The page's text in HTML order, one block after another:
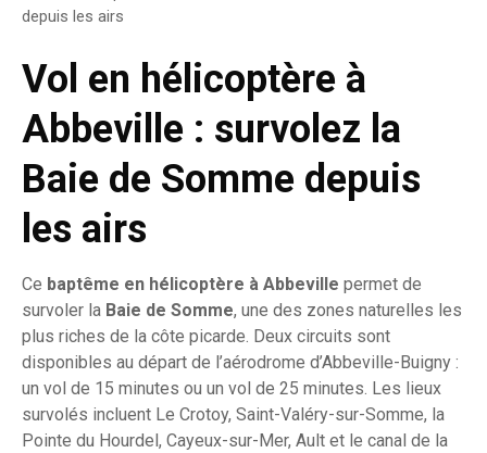
depuis les airs
Vol en hélicoptère à
Abbeville : survolez la
Baie de Somme depuis
les airs
Ce baptême en hélicoptère à Abbeville permet de
survoler la Baie de Somme, une des zones naturelles les
plus riches de la côte picarde. Deux circuits sont
disponibles au départ de l’aérodrome d’Abbeville-Buigny :
un vol de 15 minutes ou un vol de 25 minutes. Les lieux
survolés incluent Le Crotoy, Saint-Valéry-sur-Somme, la
Pointe du Hourdel, Cayeux-sur-Mer, Ault et le canal de la